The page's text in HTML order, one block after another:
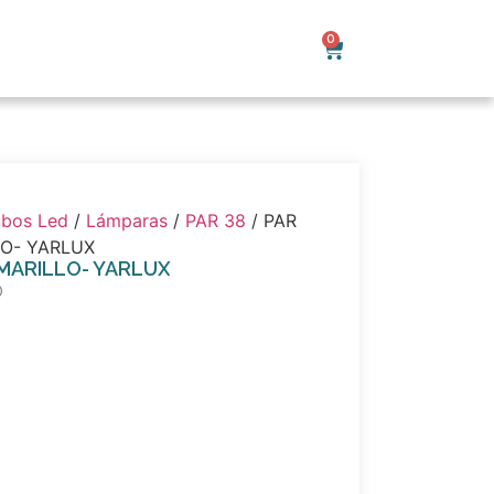
0
Led / Lámparas/ PAR 38 / PAR
YARLUX
YARLUX